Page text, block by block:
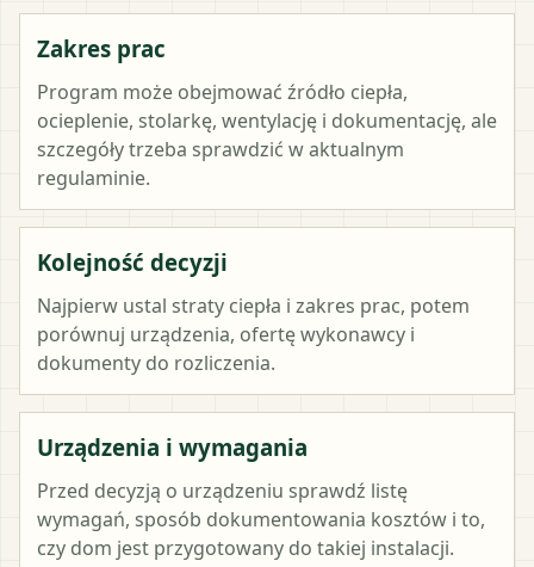
Zakres prac
Program może obejmować źródło ciepła,
ocieplenie, stolarkę, wentylację i dokumentację, ale
szczegóły trzeba sprawdzić w aktualnym
regulaminie.
Kolejność decyzji
Najpierw ustal straty ciepła i zakres prac, potem
porównuj urządzenia, ofertę wykonawcy i
dokumenty do rozliczenia.
Urządzenia i wymagania
Przed decyzją o urządzeniu sprawdź listę
wymagań, sposób dokumentowania kosztów i to,
czy dom jest przygotowany do takiej instalacji.